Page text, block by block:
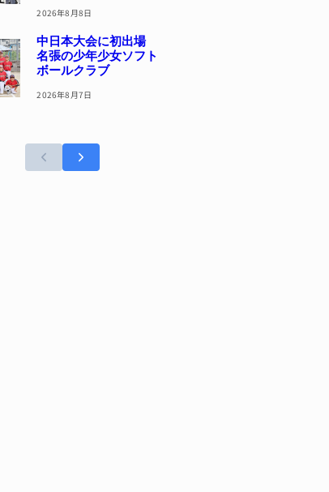
2026年8月8日
中日本大会に初出場
名張の少年少女ソフト
ボールクラブ
2026年8月7日